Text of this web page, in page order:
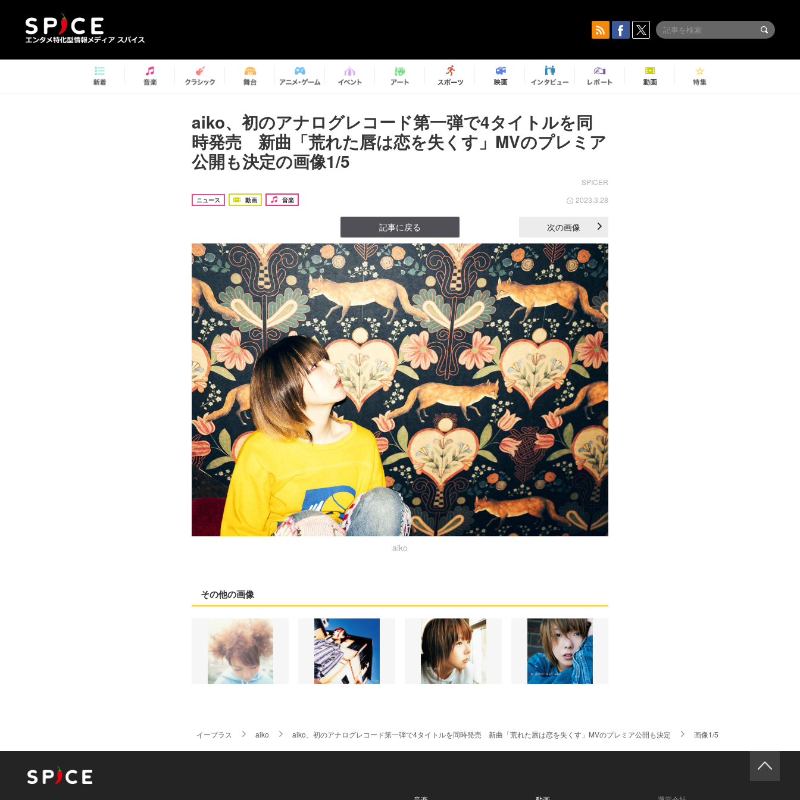
aiko、初のアナログレコード第一弾で4タイトルを同
時発売 新曲「荒れた唇は恋を失くす」MVのプレミア
公開も決定の画像1/5
SPICER
ニュース 動画 音楽 2023.3.28
記事に戻る 次の画像
aiko
その他の画像
イープラス aiko aiko、初のアナログレコード第一弾で4タイトルを同時発売 新曲「荒れた唇は恋を失くす」MVのプレミア公開も決定 画像1/5